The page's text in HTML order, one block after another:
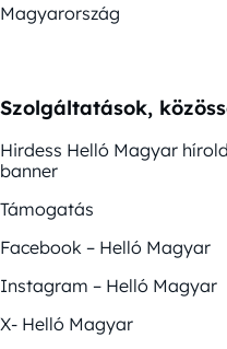
Magyarország
Szolgáltatások,
Hirdess Helló Magyar
banner
Támogatás
Facebook – Helló Magyar
Instagram – Helló Magyar
X- Helló Magyar